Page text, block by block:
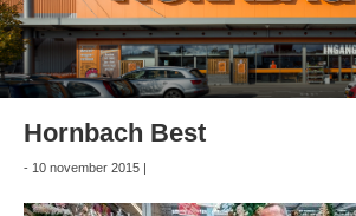
Hornbach Best
- 10 november 2015 |